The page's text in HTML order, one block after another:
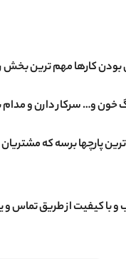
بودن کارها مهم ترین
خون و… سرکار دارن و
ترین پارچها برسه که
با کیفیت از طریق تماس